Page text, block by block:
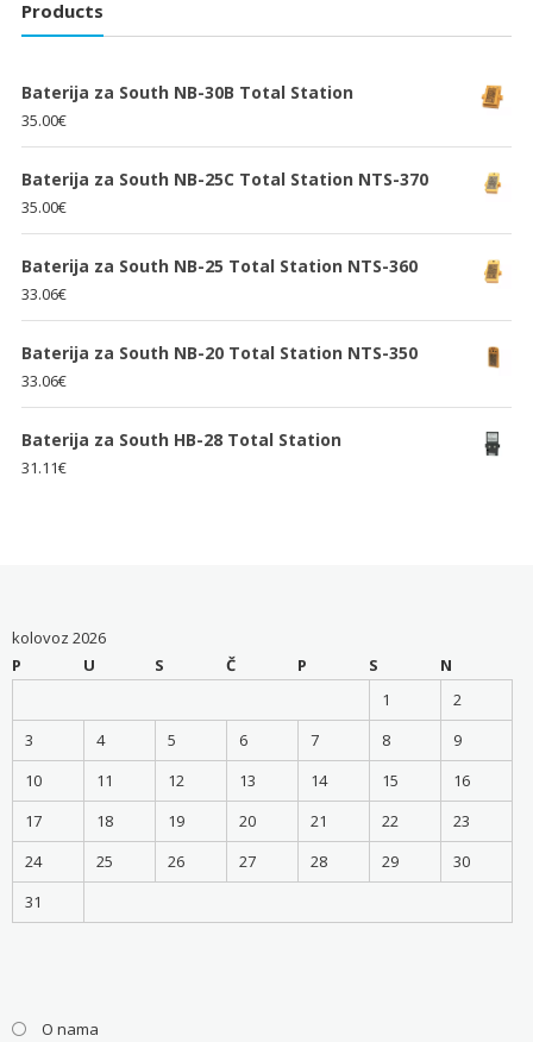
Products
Baterija za South NB-30B Total Station
35.00€
Baterija za South NB-25C Total Station NTS-370
35.00€
Baterija za South NB-25 Total Station NTS-360
33.06€
Baterija za South NB-20 Total Station NTS-350
33.06€
Baterija za South HB-28 Total Station
31.11€
kolovoz 2026
P
U S Č P S
N
1
2
3
4 5 6 7 8
9
10
11 12 13 14 15
16
17
18 19 20 21 22
23
24
25 26 27 28 29
30
31
O nama